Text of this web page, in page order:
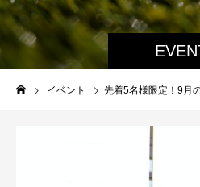
イベント 先着5名様限定！9月